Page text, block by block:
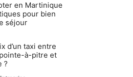
en Martinique
pour bien
séjour
d’un taxi entre
à-pitre et
?